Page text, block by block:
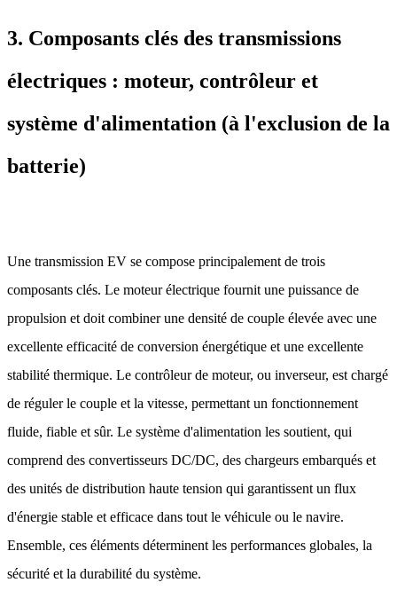
3. Composants clés des transmissions
électriques : moteur, contrôleur et
système d'alimentation (à l'exclusion de la
batterie)
Une transmission EV se compose principalement de trois
composants clés. Le moteur électrique fournit une puissance de
propulsion et doit combiner une densité de couple élevée avec une
excellente efficacité de conversion énergétique et une excellente
stabilité thermique. Le contrôleur de moteur, ou inverseur, est chargé
de réguler le couple et la vitesse, permettant un fonctionnement
fluide, fiable et sûr. Le système d'alimentation les soutient, qui
comprend des convertisseurs DC/DC, des chargeurs embarqués et
des unités de distribution haute tension qui garantissent un flux
d'énergie stable et efficace dans tout le véhicule ou le navire.
Ensemble, ces éléments déterminent les performances globales, la
sécurité et la durabilité du système.